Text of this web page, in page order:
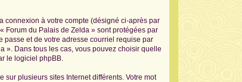
connexion à votre compte (désigné ci-après par
Forum du Palais de Zelda » sont protégées par
passe et de votre adresse courriel requise par
». Dans tous les cas, vous pouvez choisir quelle
le logiciel phpBB.
sur plusieurs sites Internet différents. Votre mot